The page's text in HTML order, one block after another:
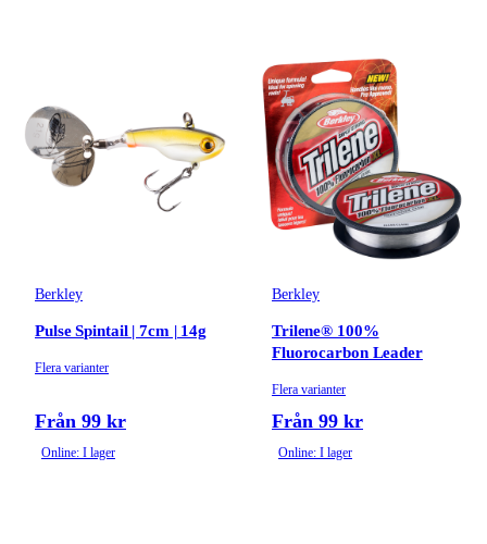
Berkley
Pulse Spintail | 7cm | 14g
Flera varianter
Från 99 kr
Online: I lager
Berkley
Trilene® 100%
Fluorocarbon Leader
Flera varianter
Från 99 kr
Online: I lager